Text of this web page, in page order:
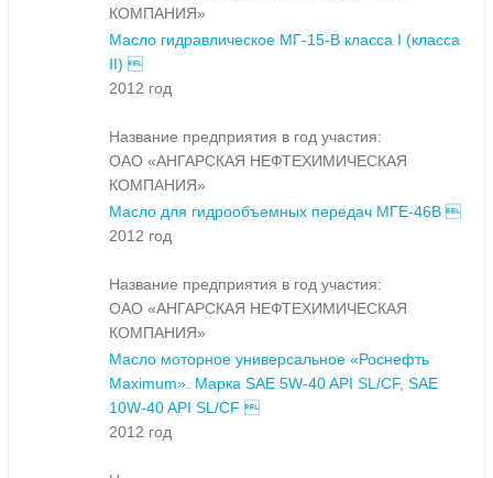
КОМПАНИЯ»
Масло гидравлическое МГ-15-В класса I (класса
II) 
2012 год
Название предприятия в год участия:
ОАО «АНГАРСКАЯ НЕФТЕХИМИЧЕСКАЯ
КОМПАНИЯ»
Масло для гидрообъемных передач МГЕ-46В 
2012 год
Название предприятия в год участия:
ОАО «АНГАРСКАЯ НЕФТЕХИМИЧЕСКАЯ
КОМПАНИЯ»
Масло моторное универсальное «Роснефть
Maximum». Марка SAE 5W-40 API SL/CF, SAE
10W-40 API SL/CF 
2012 год